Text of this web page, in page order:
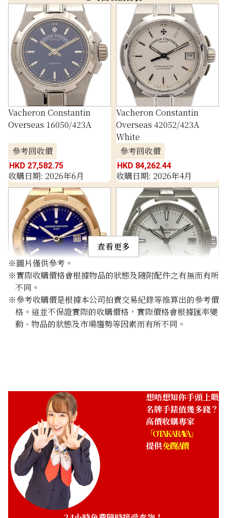
Vacheron Constantin
Overseas 16050/423A
參考回收價
HKD 27,582.75
收購日期: 2026年6月
Vacheron Constantin
Overseas 42052/423A
White
參考回收價
HKD 84,262.44
收購日期: 2026年4月
Vacheron Constantin
Overseas 4600V/200R-
B979
Vacheron Constantin
Overseas 4500V/110A-
B126
Vacheron Constantin
Overseas Chronograph
5500V/110A-B148
查看更多
※圖片僅供參考。
※實際收購價格會根據物品的狀態及隨附配件之有無而有所
不同。
※參考收購價是根據本公司拍賣交易紀錄等推算出的參考價
格。這並不保證實際的收購價格，實際價格會根據匯率變
動、物品的狀態及市場趨勢等因素而有所不同。
想唔想知你手頭上嘅
名牌手錶值幾多錢？
高價收購專家
「OTAKARAYA」
提供免費估價